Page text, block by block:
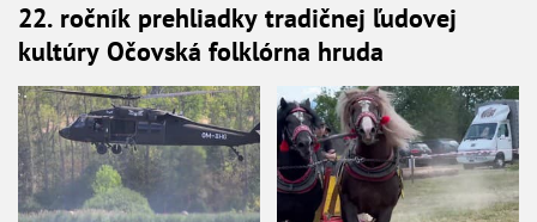
22. ročník prehliadky tradičnej ľudovej
kultúry Očovská folklórna hruda